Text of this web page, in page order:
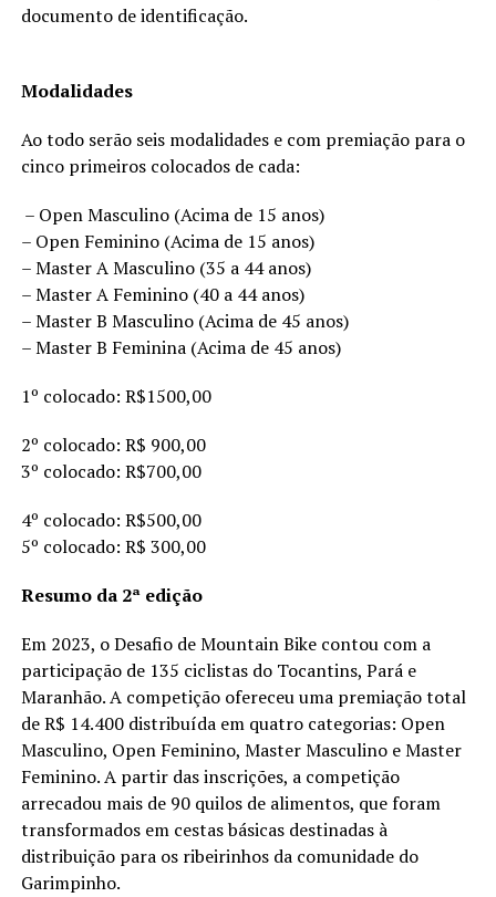
documento de identificação.
Modalidades
Ao todo serão seis modalidades e com premiação para o
cinco primeiros colocados de cada:
– Open Masculino (Acima de 15 anos)
– Open Feminino (Acima de 15 anos)
– Master A Masculino (35 a 44 anos)
– Master A Feminino (40 a 44 anos)
– Master B Masculino (Acima de 45 anos)
– Master B Feminina (Acima de 45 anos)
1º colocado: R$1500,00
2º colocado: R$ 900,00
3º colocado: R$700,00
4º colocado: R$500,00
5º colocado: R$ 300,00
Resumo da 2ª edição
Em 2023, o Desafio de Mountain Bike contou com a
participação de 135 ciclistas do Tocantins, Pará e
Maranhão. A competição ofereceu uma premiação total
de R$ 14.400 distribuída em quatro categorias: Open
Masculino, Open Feminino, Master Masculino e Master
Feminino. A partir das inscrições, a competição
arrecadou mais de 90 quilos de alimentos, que foram
transformados em cestas básicas destinadas à
distribuição para os ribeirinhos da comunidade do
Garimpinho.